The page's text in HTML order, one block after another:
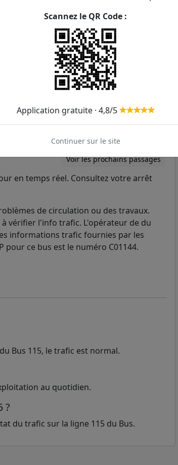
Voir les prochains passages
Voir les prochains passages
Voir les prochains passages
Voir les prochains passages
Voir les prochains passages
Voir les prochains passages
Voir les prochains passages
en temps réel. Consultez votre arrêt
de circulation ou des travaux.
vérifier l'info trafic. L'opérateur de du
informations trafic fournies par les
pour ce bus est le numéro C01144.
Bus 115, le trafic est normal.
au quotidien.
?
du trafic sur la ligne 115 du Bus.
Scannez le QR Code :
Application gratuite · 4,8/5
Continuer sur le site